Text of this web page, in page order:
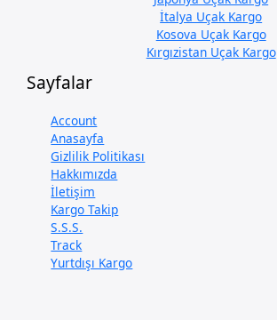
İtalya Uçak Kargo
Kosova Uçak Kargo
Kırgızistan Uçak Kargo
Sayfalar
Account
Anasayfa
Gizlilik Politikası
Hakkımızda
İletişim
Kargo Takip
S.S.S.
Track
Yurtdışı Kargo